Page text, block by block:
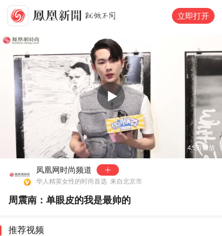
立即打开
00:00 03:54
4.5万播放
凤凰网时尚频道
华人精英女性的时尚首选 来自北京市
周震南：单眼皮的我是最帅的
推荐视频